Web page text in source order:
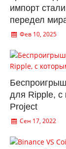
импорт
передел
Фев 10, 2025
для Ripple, с
Project
Сен 17, 2022